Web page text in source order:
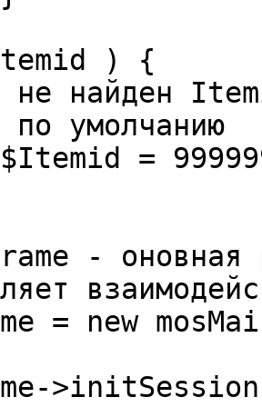
) {
найден
по умолчанию
- оновная
= new